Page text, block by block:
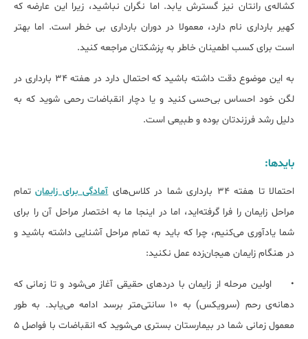
کشاله‌ی رانتان نیز گسترش یابد. اما نگران نباشید، زیرا این عارضه که
کهیر بارداری نام دارد، معمولا در دوران بارداری بی خطر است. اما بهتر
است برای کسب اطمینان خاطر به پزشکتان مراجعه کنید.
به این موضوع دقت داشته باشید که احتمال دارد در هفته 34 بارداری در
لگن خود احساس بی‌حسی کنید و یا دچار انقباضات رحمی شوید که به
دلیل رشد فرزندتان بوده و طبیعی است.
بایدها:
احتمالا تا هفته 34 بارداری شما در کلاس‌های آمادگی برای زایمانتمام
مراحل زایمان را فرا گرفته‌اید، اما در اینجا ما به اختصار مراحل آن را برای
شما یادآوری می‌کنیم، چرا که باید به تمام مراحل آشنایی داشته باشید و
در هنگام زایمان هیجان‌زده عمل نکنید:
•
اولین مرحله از زایمان با دردهای حقیقی آغاز می‌شود و تا زمانی که
دهانه‌ی رحم (سرویکس) به 10 سانتی‌متر برسد ادامه می‌یابد. به طور
معمول زمانی شما در بیمارستان بستری می‌شوید که انقباضات با فواصل 5